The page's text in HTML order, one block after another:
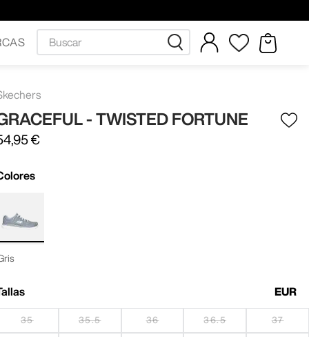
- TWISTED FORTUNE
,95 €
EUR
35 35.5 36 36.5 37